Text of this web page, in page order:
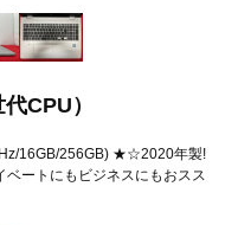
CPU）
16GB/256GB) ★☆2020年製!
ートにもビジネスにもおスス